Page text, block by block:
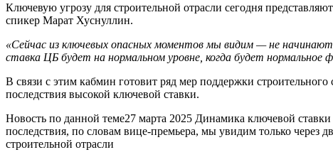
Ключевую угрозу для строительной отрасли сегодня
спикер Марат Хуснуллин.
«Сейчас из ключевых опасных моментов мы видим — не
ставка ЦБ будет на нормальном уровне, когда будет нормальное
В связи с этим кабмин готовит ряд мер поддержки
последствия высокой ключевой ставки.
Новость по данной теме27 марта 2025 Динамика ключевой
последствия, по словам вице-премьера, мы увидим только
строительной отрасли